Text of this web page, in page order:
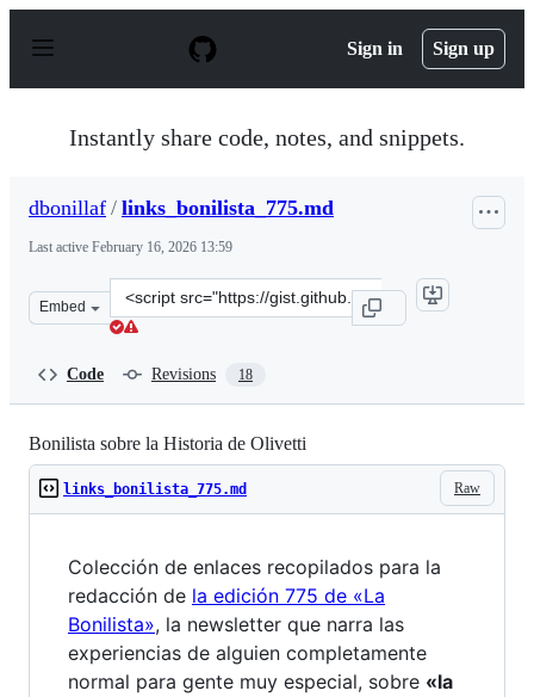
p
Sign in Sign up
Instantly share code, notes, and snippets.
dbonillaf / links_bonilista_775.md
Last active February 16, 2026 13:59
Embed
Clone
this
Code Revisions 18
Bonilista sobre la Historia de Olivetti
Raw
links_bonilista_775.md
Colección de enlaces recopilados para la
redacción de la edición 775 de «La
Bonilista», la newsletter que narra las
experiencias de alguien completamente
normal para gente muy especial, sobre «la